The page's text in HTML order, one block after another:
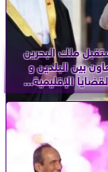
ملك البحرين
بين البلدين و
الإقليمية...